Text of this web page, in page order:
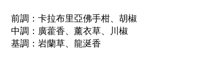
前調：卡拉布里亞佛手柑、胡椒
中調：廣藿香、薰衣草、川椒
基調：岩蘭草、龍涎香